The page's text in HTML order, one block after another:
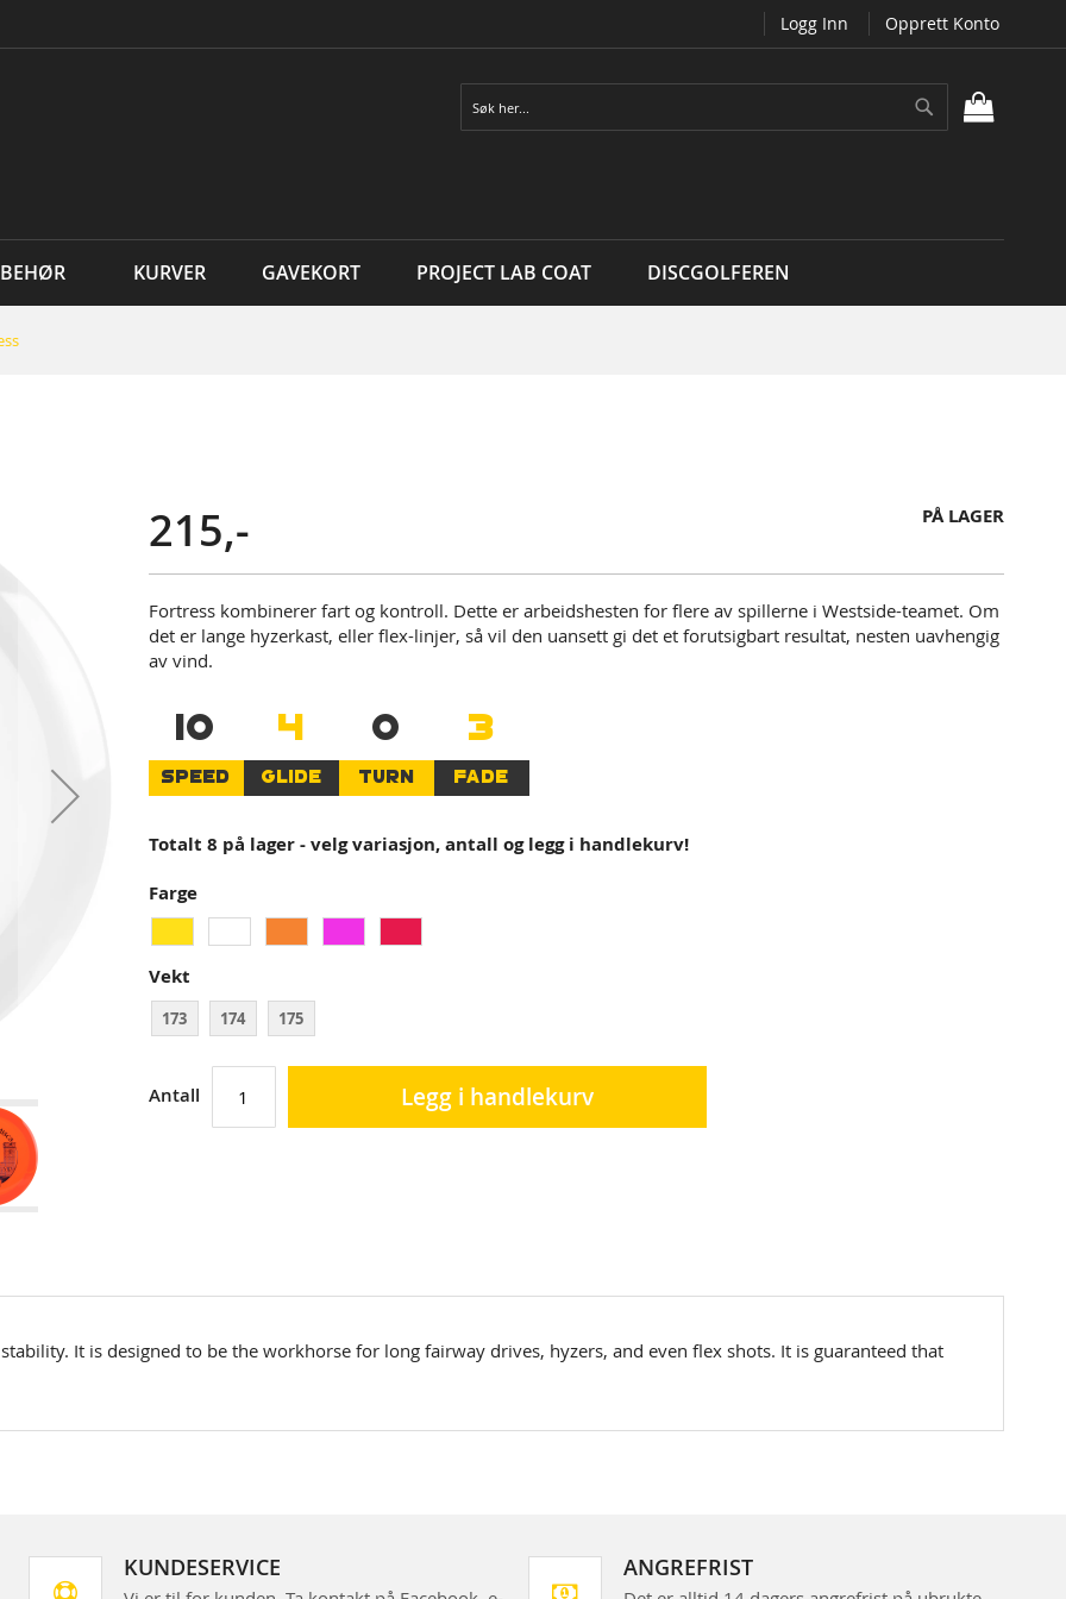
Logg Inn Opprett Konto
Søk
KURVER GAVEKORT PROJECT LAB COAT DISCGOLFEREN
215,- PÅ LAGER
Fortress kombinerer fart og kontroll. Dette er arbeidshesten for flere av spillerne i Westside-teamet. Om
det er lange hyzerkast, eller flex-linjer, så vil den uansett gi det et forutsigbart resultat, nesten uavhengig
av vind.
10
SPEED
4
GLIDE
0
TURN
3
FADE
Totalt 8 på lager - velg variasjon, antall og legg i handlekurv!
Farge
Vekt
173 174 175
Antall Legg i handlekurv
It is designed to be the workhorse for long fairway drives, hyzers, and even flex shots. It is guaranteed that
KUNDESERVICE ANGREFRIST